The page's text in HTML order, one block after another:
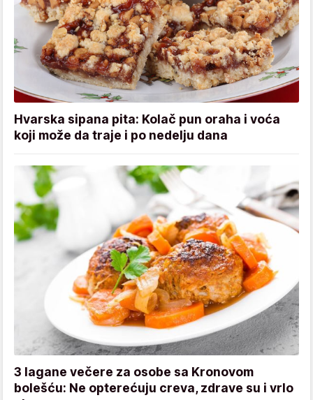
Hvarska sipana pita: Kolač pun oraha i voća
koji može da traje i po nedelju dana
3 lagane večere za osobe sa Kronovom
bolešću: Ne opterećuju creva, zdrave su i vrlo